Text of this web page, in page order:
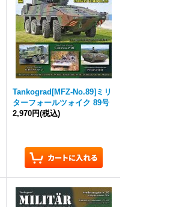
Tankograd [MFZ-No.89]ミリ
ターフォールツォイク 89号
2,970円(税込)